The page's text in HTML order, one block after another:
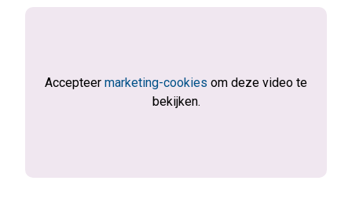
Vrijwilligers
Verhuur
Accepteer marketing-cookies om deze video te
bekijken.